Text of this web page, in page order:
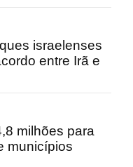
israelenses
entre Irã e
milhões para
municípios